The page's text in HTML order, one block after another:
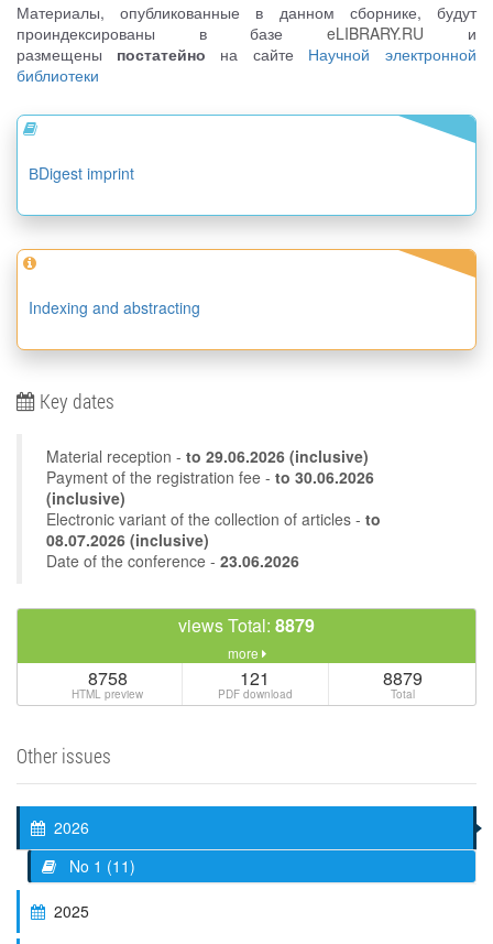
Материалы, опубликованные в данном сборнике, будут
проиндексированы в базе eLIBRARY.RU и
размещены постатейно на сайте Научной электронной
библиотеки
ВDigest imprint
Indexing and abstracting
Key dates
Material reception - to 29.06.2026 (inclusive)
Payment of the registration fee - to 30.06.2026
(inclusive)
Electronic variant of the collection of articles - to
08.07.2026 (inclusive)
Date of the conference - 23.06.2026
views Total: 8879
more
8758
HTML preview
121
PDF download
8879
Total
Other issues
2026
No 1 (11)
2025